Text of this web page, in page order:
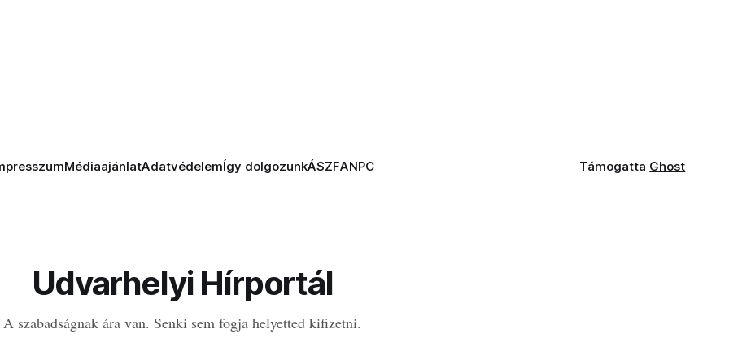
MédiaajánlatAdatvédelemÍgy dolgozunkÁSZFANPC Támogatta Ghost
Udvarhelyi Hírportál
A szabadságnak ára van. Senki sem fogja helyetted kifizetni.